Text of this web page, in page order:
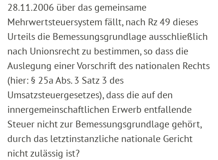
28.11.2006 über das gemeinsame
Mehrwertsteuersystem fällt, nach Rz 49 dieses
Urteils die Bemessungsgrundlage ausschließlich
nach Unionsrecht zu bestimmen, so dass die
Auslegung einer Vorschrift des nationalen Rechts
(hier: § 25a Abs. 3 Satz 3 des
Umsatzsteuergesetzes), dass die auf den
innergemeinschaftlichen Erwerb entfallende
Steuer nicht zur Bemessungsgrundlage gehört,
durch das letztinstanzliche nationale Gericht
nicht zulässig ist?